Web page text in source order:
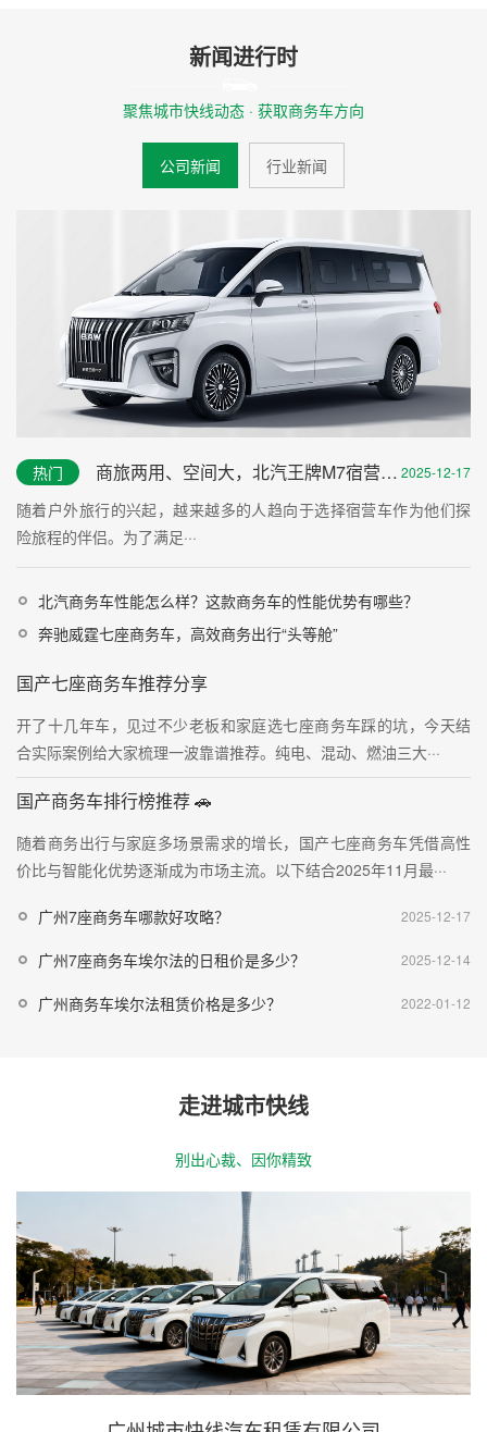
新闻进行时
聚焦城市快线动态 · 获取商务车方向
公司新闻 行业新闻
2025-12-17
热门 商旅两用、空间大，北汽王牌M7宿营车评测之综测篇
随着户外旅行的兴起，越来越多的人趋向于选择宿营车作为他们探
险旅程的伴侣。为了满足···
北汽商务车性能怎么样？这款商务车的性能优势有哪些？
奔驰威霆七座商务车，高效商务出行“头等舱”
国产七座商务车推荐分享
开了十几年车，见过不少老板和家庭选七座商务车踩的坑，今天结
合实际案例给大家梳理一波靠谱推荐。纯电、混动、燃油三大···
国产商务车排行榜推荐 🚗
随着商务出行与家庭多场景需求的增长，国产七座商务车凭借高性
价比与智能化优势逐渐成为市场主流。以下结合2025年11月最···
2025-12-17
广州7座商务车哪款好攻略？
2025-12-14
广州7座商务车埃尔法的日租价是多少？
2022-01-12
广州商务车埃尔法租赁价格是多少？
走进城市快线
别出心裁、因你精致